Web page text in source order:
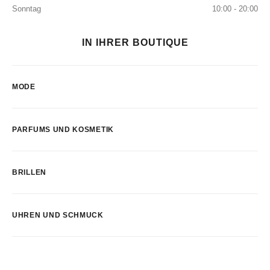
Sonntag
10:00 - 20:00
IN IHRER BOUTIQUE
MODE
PARFUMS UND KOSMETIK
BRILLEN
UHREN UND SCHMUCK